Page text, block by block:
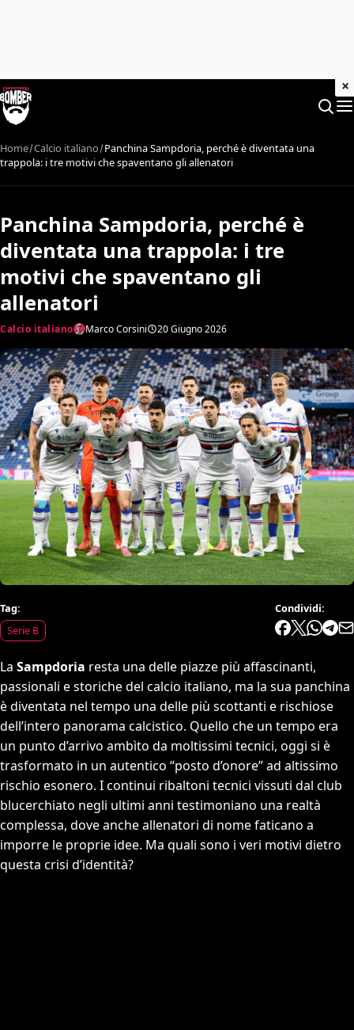
Home Calcio italiano Panchina Sampdoria, perché è diventata una
trappola: i tre motivi che spaventano gli allenatori
Panchina Sampdoria, perché è
diventata una trappola: i tre
motivi che spaventano gli
allenatori
Calcio italiano Marco Corsini 20 Giugno 2026
Tag:
Serie B
Condividi:
La Sampdoria resta una delle piazze più affascinanti,
passionali e storiche del calcio italiano, ma la sua panchina
è diventata nel tempo una delle più scottanti e rischiose
dell’intero panorama calcistico. Quello che un tempo era
un punto d’arrivo ambìto da moltissimi tecnici, oggi si è
trasformato in un autentico “posto d’onore” ad altissimo
rischio esonero. I continui ribaltoni tecnici vissuti dal club
blucerchiato negli ultimi anni testimoniano una realtà
complessa, dove anche allenatori di nome faticano a
imporre le proprie idee. Ma quali sono i veri motivi dietro
questa crisi d’identità?
×